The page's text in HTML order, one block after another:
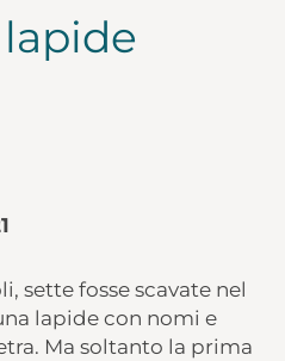
sette fosse scavate nel
lapide con nomi e
Ma soltanto la prima